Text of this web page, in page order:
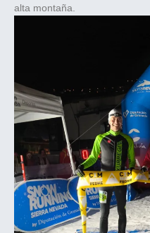
alta montaña.